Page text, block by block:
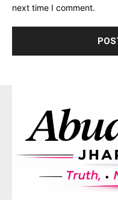
next time I comment.